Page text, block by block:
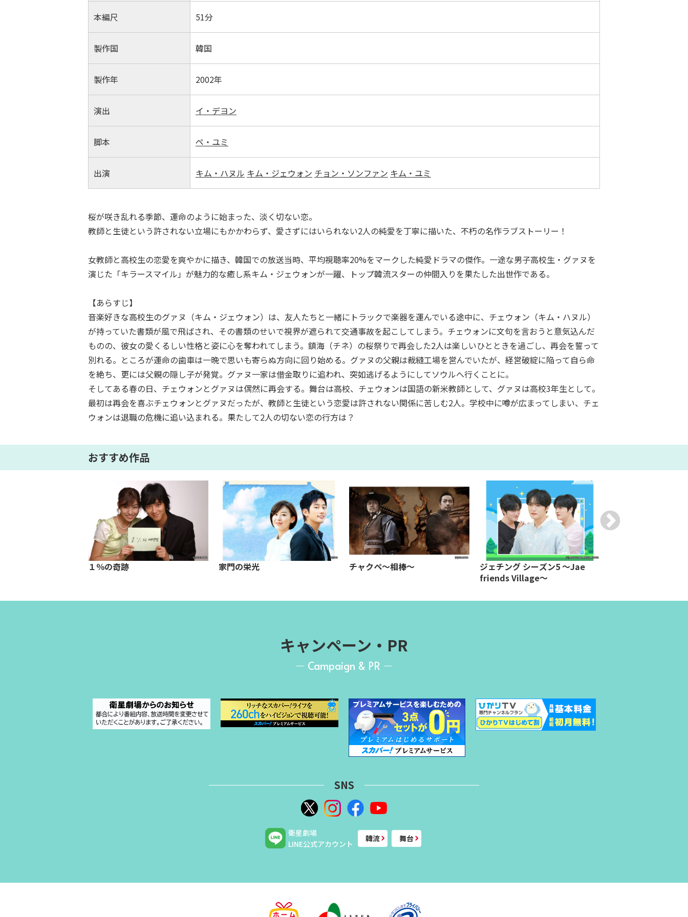
本編尺 51分
製作国 韓国
製作年 2002年
演出 イ・デヨン
脚本 ペ・ユミ
出演 キム・ハヌル キム・ジェウォン チョン・ソンファン キム・ユミ
桜が咲き乱れる季節、運命のように始まった、淡く切ない恋。
教師と生徒という許されない立場にもかかわらず、愛さずにはいられない2人の純愛を丁寧に描いた、不朽の名作ラブストーリー！
女教師と高校生の恋愛を爽やかに描き、韓国での放送当時、平均視聴率20%をマークした純愛ドラマの傑作。一途な男子高校生・グァヌを
演じた「キラースマイル」が魅力的な癒し系キム・ジェウォンが一躍、トップ韓流スターの仲間入りを果たした出世作である。
【あらすじ】
音楽好きな高校生のグァヌ（キム・ジェウォン）は、友人たちと一緒にトラックで楽器を運んでいる途中に、チェウォン（キム・ハヌル）
が持っていた書類が風で飛ばされ、その書類のせいで視界が遮られて交通事故を起こしてしまう。チェウォンに文句を言おうと意気込んだ
ものの、彼女の愛くるしい性格と姿に心を奪われてしまう。鎮海（チネ）の桜祭りで再会した2人は楽しいひとときを過ごし、再会を誓って
別れる。ところが運命の歯車は一晩で思いも寄らぬ方向に回り始める。グァヌの父親は裁縫工場を営んでいたが、経営破綻に陥って自ら命
を絶ち、更には父親の隠し子が発覚。グァヌ一家は借金取りに追われ、突如逃げるようにしてソウルへ行くことに。
そしてある春の日、チェウォンとグァヌは偶然に再会する。舞台は高校、チェウォンは国語の新米教師として、グァヌは高校3年生として。
最初は再会を喜ぶチェウォンとグァヌだったが、教師と生徒という恋愛は許されない関係に苦しむ2人。学校中に噂が広まってしまい、チェ
ウォンは退職の危機に追い込まれる。果たして2人の切ない恋の行方は？
おすすめ作品
１％の奇跡 家門の栄光 チャクペ～相棒～
ジェチング シーズン5 ～Jae
friends Village～
キャンペーン・PR
Campaign & PR
SNS
衛星劇場
LINE公式アカウント
韓流 舞台